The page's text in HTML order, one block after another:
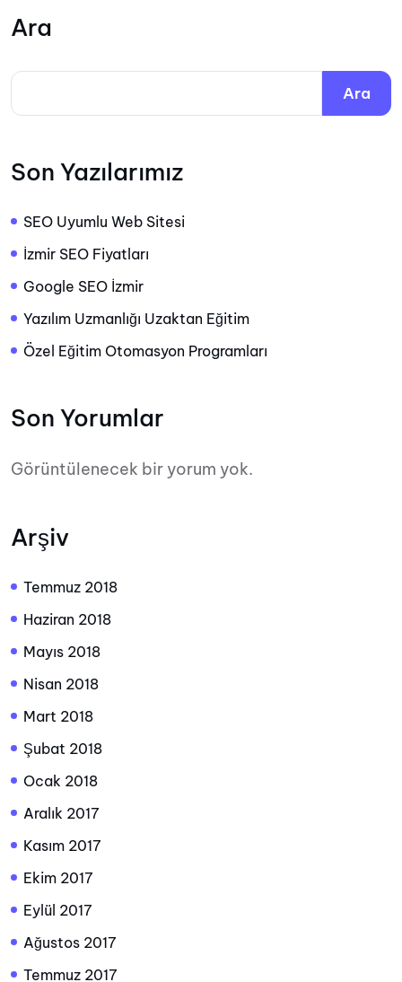
Ara
Ara
Son Yazılarımız
SEO Uyumlu Web Sitesi
İzmir SEO Fiyatları
Google SEO İzmir
Yazılım Uzmanlığı Uzaktan Eğitim
Özel Eğitim Otomasyon Programları
Son Yorumlar
Görüntülenecek bir yorum yok.
Arşiv
Temmuz 2018
Haziran 2018
Mayıs 2018
Nisan 2018
Mart 2018
Şubat 2018
Ocak 2018
Aralık 2017
Kasım 2017
Ekim 2017
Eylül 2017
Ağustos 2017
Temmuz 2017